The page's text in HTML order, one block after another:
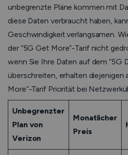
unbegrenzte Pläne kommen mit
diese Daten verbraucht haben,
Geschwindigkeit verlangsamen.
der “5G Get More”-Tarif nicht
wenn Sie Ihre Daten auf dem “5G
überschreiten, erhalten diejenigen
More”-Tarif Priorität bei
Unbegrenzter
Plan von
Verizon
Monatlicher
Preis